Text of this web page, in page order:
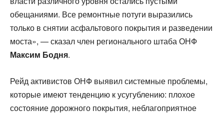
обещаниями. Все ремонтные потуги выразились
только в снятии асфальтового покрытия и разведении
моста», — сказал член регионального штаба ОНФ
Максим Бодня.
Рейд активистов ОНФ выявил системные проблемы,
которые имеют тенденцию к усугублению: плохое
состояние дорожного покрытия, неблагоприятное